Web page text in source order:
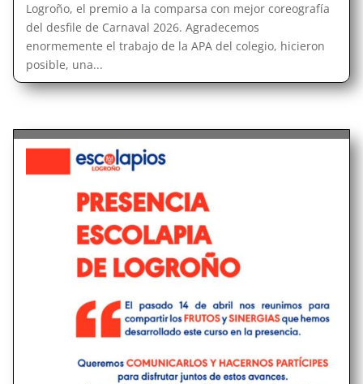
Logroño, el premio a la comparsa con mejor coreografía
del desfile de Carnaval 2026. Agradecemos
enormemente el trabajo de la APA del colegio, hicieron
posible, una...